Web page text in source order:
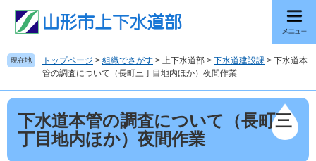
の
先
ー
を
文
現在地 トップページ > 組織でさがす > 上下水道部 > 下水道建設課 > 下水道本
管の調査について（長町三丁目地内ほか）夜間作業
本
下水道本管の調査について（長町三
丁目地内ほか）夜間作業